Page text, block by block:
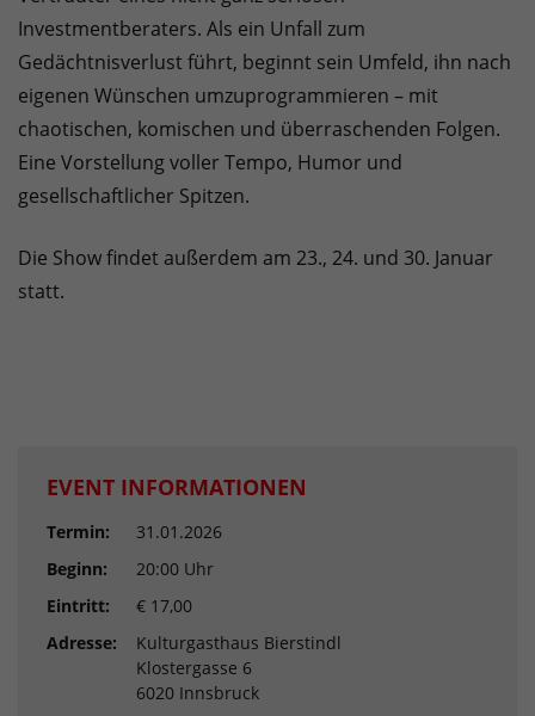
Investmentberaters. Als ein Unfall zum
Gedächtnisverlust führt, beginnt sein Umfeld, ihn nach
eigenen Wünschen umzuprogrammieren – mit
chaotischen, komischen und überraschenden Folgen.
Eine Vorstellung voller Tempo, Humor und
gesellschaftlicher Spitzen.
Die Show findet außerdem am 23., 24. und 30. Januar
statt.
EVENT INFORMATIONEN
Termin:
31.01.2026
Beginn:
20:00 Uhr
Eintritt:
€ 17,00
Adresse:
Kulturgasthaus Bierstindl
Klostergasse 6
6020 Innsbruck